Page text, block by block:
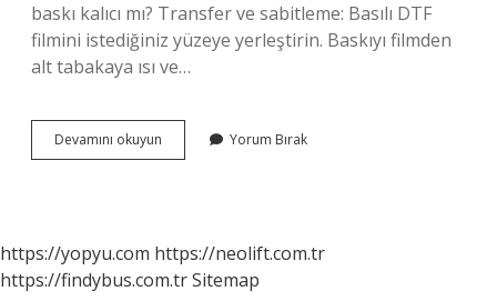
baskı kalıcı mı? Transfer ve sabitleme: Basılı DTF
filmini istediğiniz yüzeye yerleştirin. Baskıyı filmden
alt tabakaya ısı ve…
Devamını okuyun
Baskı
Yorum Bırak
https://yopyu.com https://neolift.com.tr
https://findybus.com.trSitemap